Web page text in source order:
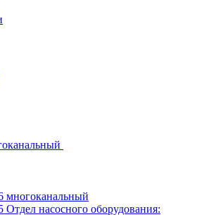
многоканальный
Отдел насосного оборудования: